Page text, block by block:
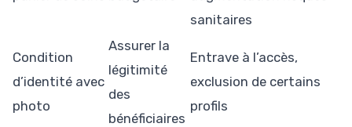
sanitaires
Condition
d’identité avec
photo
Assurer la
légitimité
des
bénéficiaires
Entrave à l’accès,
exclusion de certains
profils